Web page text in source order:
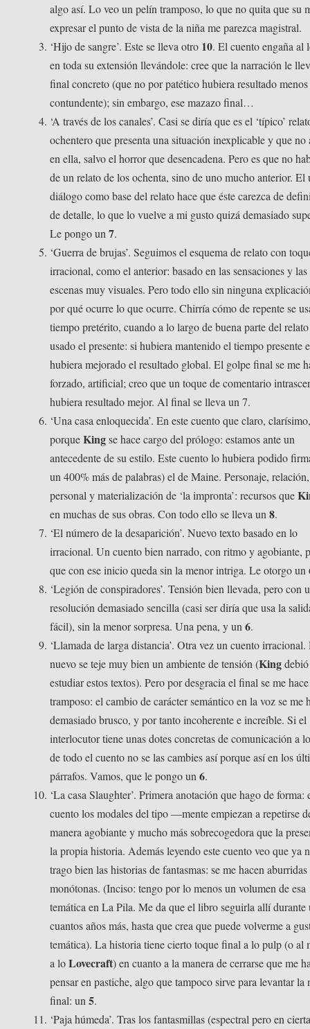
algo así. Lo veo un pelín tramposo, lo que no quita que su
expresar el punto de vista de la niña me parezca magistral.
‘Hijo de sangre’. Este se lleva otro 10. El cuento engaña al
en toda su extensión llevándole: cree que la narración le
final concreto (que no por patético hubiera resultado
contundente); sin embargo, ese mazazo final…
‘A través de los canales’. Casi se diría que es el ‘típico’
ochentero que presenta una situación inexplicable y que no
en ella, salvo el horror que desencadena. Pero es que no
de un relato de los ochenta, sino de uno mucho anterior. El
diálogo como base del relato hace que éste carezca de
de detalle, lo que lo vuelve a mi gusto quizá demasiado
Le pongo un7.
‘Guerra de brujas’. Seguimos el esquema de relato con
irracional, como el anterior: basado en las sensaciones y las
escenas muy visuales. Pero todo ello sin ninguna
por qué ocurre lo que ocurre. Chirría cómo de repente se
tiempo pretérito, cuando a lo largo de buena parte del
usado el presente: si hubiera mantenido el tiempo presente
hubiera mejorado el resultado global. El golpe final se me
forzado, artificial; creo que un toque de comentario
hubiera resultado mejor. Al final se lleva un 7.
‘Una casa enloquecida’. En este cuento que claro,
porqueKingse hace cargo del prólogo: estamos ante un
antecedente de su estilo. Este cuento lo hubiera podido
un 400% más de palabras) el de Maine. Personaje,
personal y materialización de ‘la impronta’: recursos que
en muchas de sus obras. Con todo ello se lleva un8.
‘El número de la desaparición’. Nuevo texto basado en lo
irracional. Un cuento bien narrado, con ritmo y agobiante,
que con ese inicio queda sin la menor intriga. Le otorgo un
‘Legión de conspiradores’. Tensión bien llevada, pero con
resolución demasiado sencilla (casi ser diría que usa la
fácil), sin la menor sorpresa. Una pena, y un6.
‘Llamada de larga distancia’. Otra vez un cuento irracional.
nuevo se teje muy bien un ambiente de tensión (Kingdebió
estudiar estos textos). Pero por desgracia el final se me hace
tramposo: el cambio de carácter semántico en la voz se me
demasiado brusco, y por tanto incoherente e increíble. Si el
interlocutor tiene unas dotes concretas de comunicación a
de todo el cuento no se las cambies así porque así en los
párrafos. Vamos, que le pongo un6.
‘La casa Slaughter’. Primera anotación que hago de forma:
cuento los modales del tipo —mente empiezan a repetirse
manera agobiante y mucho más sobrecogedora que la
la propia historia. Además leyendo este cuento veo que ya
trago bien las historias de fantasmas: se me hacen
monótonas. (Inciso: tengo por lo menos un volumen de esa
temática en La Pila. Me da que el libro seguirla allí durante
cuantos años más, hasta que crea que puede volverme a
temática). La historia tiene cierto toque final a lo pulp (o al
a loLovecraft) en cuanto a la manera de cerrarse que me
pensar en pastiche, algo que tampoco sirve para levantar la
final: un5.
‘Paja húmeda’. Tras los fantasmillas (espectral pero en